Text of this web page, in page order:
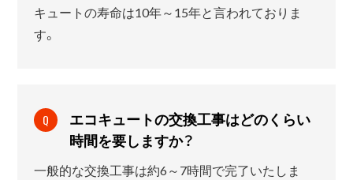
キュートの寿命は10年～15年と言われておりま
す。
Q
エコキュートの交換工事はどのくらい
時間を要しますか？
一般的な交換工事は約6～7時間で完了いたしま